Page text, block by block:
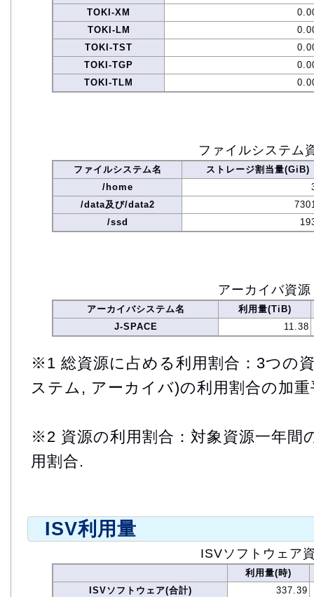
TOKI-XM
TOKI-LM
TOKI-TST
TOKI-TGP
TOKI-TLM
ファイルシステム
ファイルシステム名
ストレージ割当量(GiB)
/home
/data及び/data2
/ssd
アーカイバ資源
アーカイバシステム名
利用量(TiB)
J-SPACE
11.38
※1 総資源に占める利用割合：3つの
ステム, アーカイバ)の利用割合の加重
※2 資源の利用割合：対象資源一年間
用割合.
ISV利用量
ISVソフトウェア
利用量(時)
ISVソフトウェア(合計)
337.39